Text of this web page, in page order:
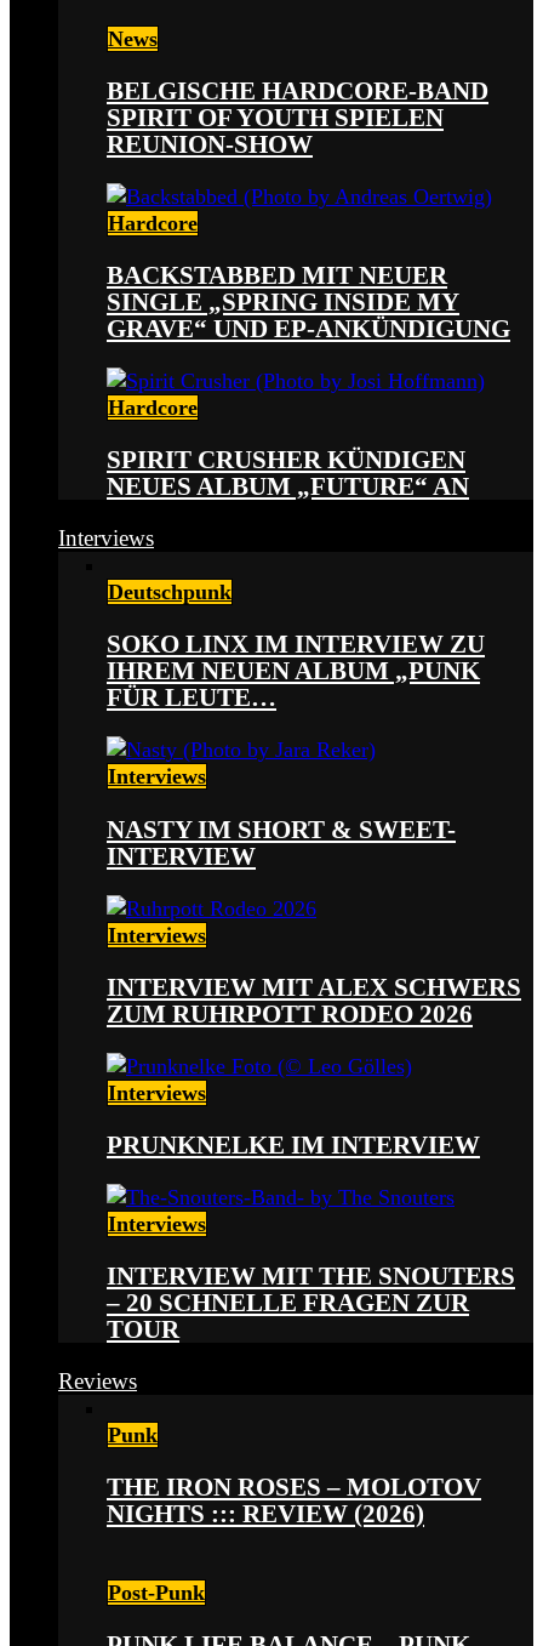
News
BELGISCHE HARDCORE-BAND
SPIRIT OF YOUTH SPIELEN
REUNION-SHOW
Hardcore
BACKSTABBED MIT NEUER
SINGLE „SPRING INSIDE MY
GRAVE“ UND EP-ANKÜNDIGUNG
Hardcore
SPIRIT CRUSHER KÜNDIGEN
NEUES ALBUM „FUTURE“ AN
Interviews
Deutschpunk
SOKO LINX IM INTERVIEW ZU
IHREM NEUEN ALBUM „PUNK
FÜR LEUTE…
Interviews
NASTY IM SHORT & SWEET-
INTERVIEW
Interviews
INTERVIEW MIT ALEX SCHWERS
ZUM RUHRPOTT RODEO 2026
Interviews
PRUNKNELKE IM INTERVIEW
Interviews
INTERVIEW MIT THE SNOUTERS
– 20 SCHNELLE FRAGEN ZUR
TOUR
Reviews
Punk
THE IRON ROSES – MOLOTOV
NIGHTS ::: REVIEW (2026)
Post-Punk